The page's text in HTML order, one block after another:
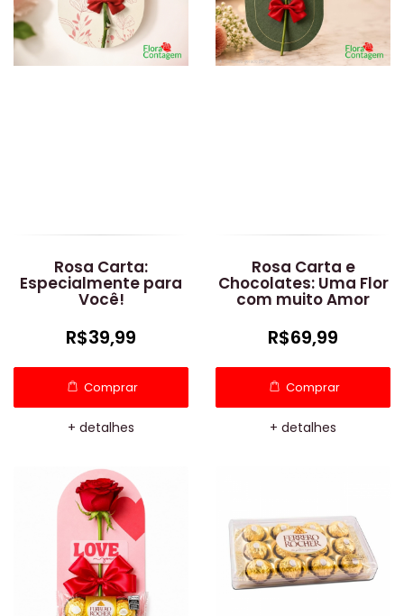
Rosa Carta:
Especialmente para
Você!
R$39,99
Comprar
+ detalhes
Rosa Carta e
Chocolates: Uma Flor
com muito Amor
R$69,99
Comprar
+ detalhes